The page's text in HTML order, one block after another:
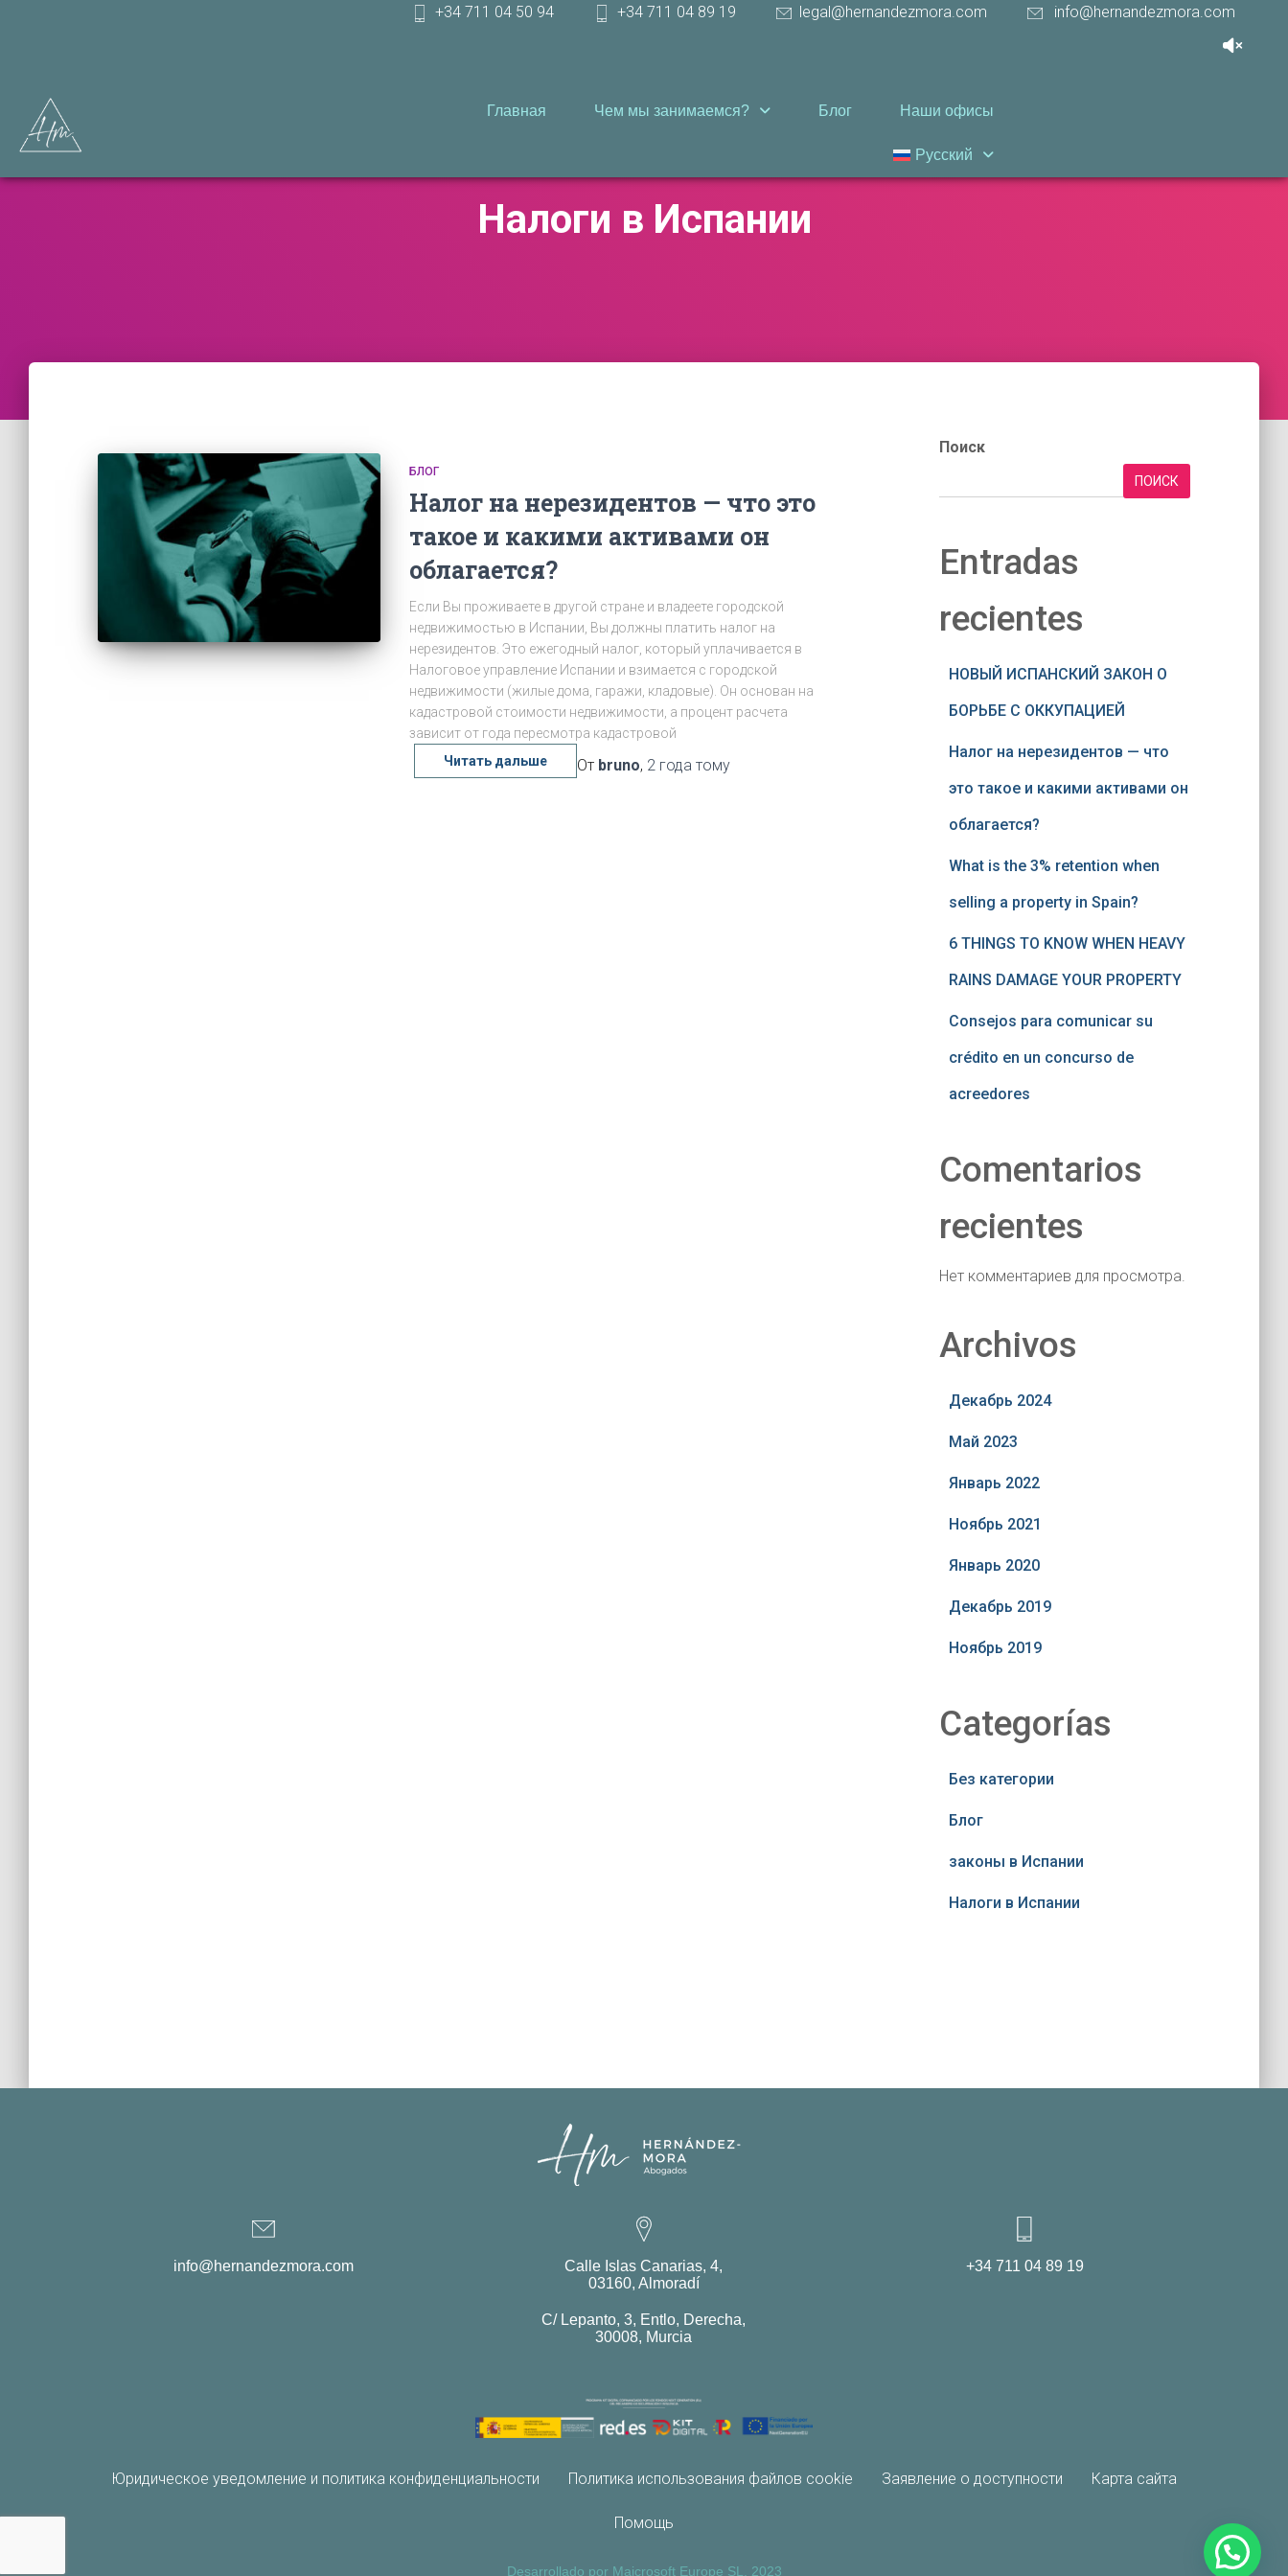
+34 711 04 50 94 +34 711 04 89 19 legal@hernandezmora.com info@hernandezmora.com
Главная Чем мы занимаемся? Блог Наши офисы
Русский
Налоги в Испании
БЛОГ
Налог на нерезидентов — что это
такое и какими активами он
облагается?
Если Вы проживаете в другой стране и владеете городской
недвижимостью в Испании, Вы должны платить налог на
нерезидентов. Это ежегодный налог, который уплачивается в
Налоговое управление Испании и взимается с городской
недвижимости (жилые дома, гаражи, кладовые). Он основан на
кадастровой стоимости недвижимости, а процент расчета
зависит от года пересмотра кадастровой
Читать дальше
От bruno, 2 года тому
Поиск
ПОИСК
Entradas
recientes
НОВЫЙ ИСПАНСКИЙ ЗАКОН О
БОРЬБЕ С ОККУПАЦИЕЙ
Налог на нерезидентов — что
это такое и какими активами он
облагается?
What is the 3% retention when
selling a property in Spain?
6 THINGS TO KNOW WHEN HEAVY
RAINS DAMAGE YOUR PROPERTY
Consejos para comunicar su
crédito en un concurso de
acreedores
Comentarios
recientes
Нет комментариев для просмотра.
Archivos
Декабрь 2024
Май 2023
Январь 2022
Ноябрь 2021
Январь 2020
Декабрь 2019
Ноябрь 2019
Categorías
Без категории
Блог
законы в Испании
Налоги в Испании
info@hernandezmora.com
Calle Islas Canarias, 4,
03160, Almoradí
C/ Lepanto, 3, Entlo, Derecha,
30008, Murcia
+34 711 04 89 19
Юридическое уведомление и политика конфиденциальности Политика использования файлов cookie Заявление о доступности Карта сайта
Помощь
Desarrollado por Maicrosoft Europe SL. 2023